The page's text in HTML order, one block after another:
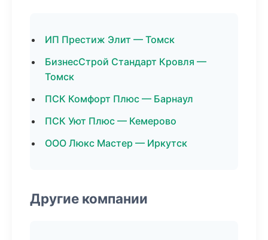
ИП Престиж Элит — Томск
БизнесСтрой Стандарт Кровля —
Томск
ПСК Комфорт Плюс — Барнаул
ПСК Уют Плюс — Кемерово
ООО Люкс Мастер — Иркутск
Другие компании